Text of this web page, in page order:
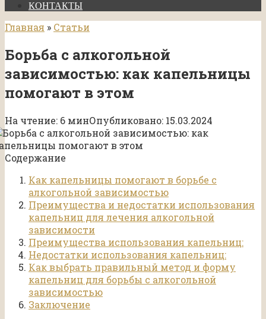
КОНТАКТЫ
Главная » Статьи
Борьба с алкогольной
зависимостью: как капельницы
помогают в этом
На чтение: 6 минОпубликовано: 15.03.2024
Содержание
Как капельницы помогают в борьбе с
алкогольной зависимостью
Преимущества и недостатки использования
капельниц для лечения алкогольной
зависимости
Преимущества использования капельниц:
Недостатки использования капельниц:
Как выбрать правильный метод и форму
капельниц для борьбы с алкогольной
зависимостью
Заключение